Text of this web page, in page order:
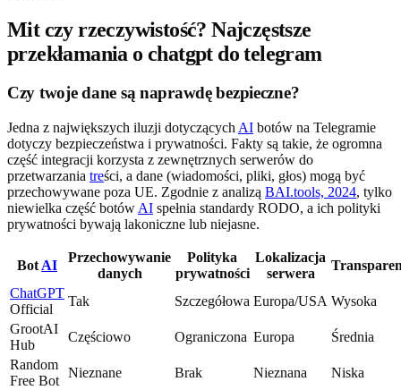
Mit czy rzeczywistość? Najczęstsze
przekłamania o chatgpt do telegram
Czy twoje dane są naprawdę bezpieczne?
Jedna z największych iluzji dotyczących AI botów na Telegramie
dotyczy bezpieczeństwa i prywatności. Fakty są takie, że ogromna
część integracji korzysta z zewnętrznych serwerów do
przetwarzania treści, a dane (wiadomości, pliki, głos) mogą być
przechowywane poza UE. Zgodnie z analizą BAI.tools, 2024, tylko
niewielka część botów AI spełnia standardy RODO, a ich polityki
prywatności bywają lakoniczne lub niejasne.
Bot AI
Przechowywanie
danych
Polityka
prywatności
Lokalizacja
serwera
ChatGPT
Official
Tak Szczegółowa Europa/USA Wysoka
GrootAI
Hub
Częściowo Ograniczona Europa
Średnia
Random
Free Bot
Nieznane Brak Nieznana Niska